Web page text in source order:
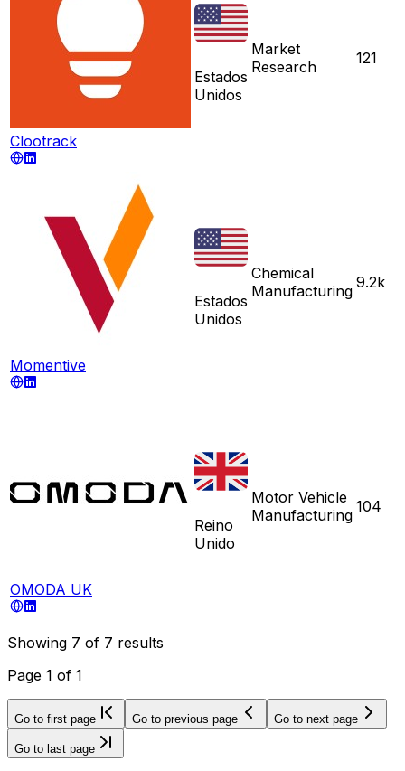
Clootrack
Estados
Unidos
Market
Research
121
Momentive
Estados
Unidos
Chemical
Manufacturing 9.2k
OMODA UK
Reino
Unido
Motor Vehicle
Manufacturing 104
Showing 7 of 7 results
Page 1 of 1
Go to first page Go to previous page Go to next page
Go to last page